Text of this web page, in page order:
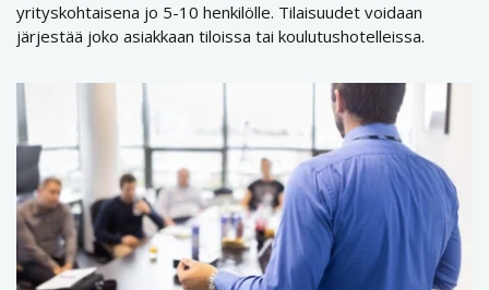
yrityskohtaisena jo 5-10 henkilölle. Tilaisuudet voidaan
järjestää joko asiakkaan tiloissa tai koulutushotelleissa.